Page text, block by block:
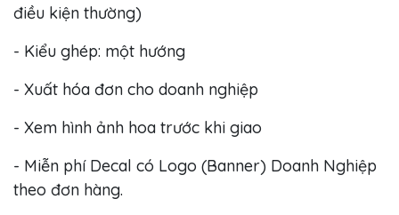
điều kiện thường)
- Kiểu ghép: một hướng
- Xuất hóa đơn cho doanh nghiệp
- Xem hình ảnh hoa trước khi giao
- Miễn phí Decal có Logo (Banner) Doanh Nghiệp
theo đơn hàng.